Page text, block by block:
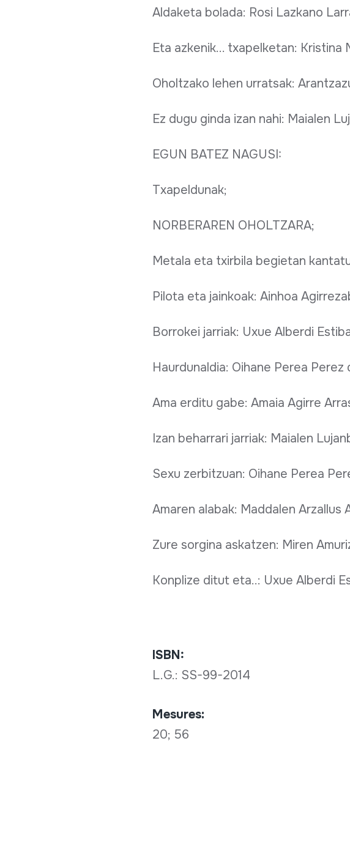
Aldaketa bolada: Rosi Lazkano
Eta azkenik... txapelketan: Kristina
Oholtzako lehen urratsak:
Ez dugu ginda izan nahi: Maialen
EGUN BATEZ NAGUSI:
Txapeldunak;
NORBERAREN OHOLTZARA;
Metala eta txirbila begietan
Pilota eta jainkoak: Ainhoa
Borrokei jarriak: Uxue Alberdi
Haurdunaldia: Oihane Perea Perez
Ama erditu gabe: Amaia Agirre
Izan beharrari jarriak: Maialen
Sexu zerbitzuan: Oihane Perea
Amaren alabak: Maddalen Arzallus
Zure sorgina askatzen: Miren
Konplize ditut eta..: Uxue Alberdi
ISBN:
L.G.: SS-99-2014
Mesures:
20; 56